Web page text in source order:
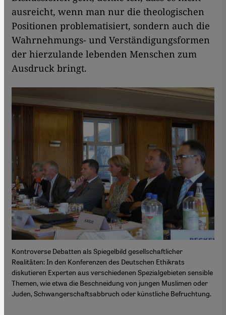
ausreicht, wenn man nur die theologischen
Positionen problematisiert, sondern auch die
Wahrnehmungs- und Verständigungsformen
der hierzulande lebenden Menschen zum
Ausdruck bringt.
Kontroverse Debatten als Spiegelbild gesellschaftlicher
Realitäten: In den Konferenzen des Deutschen Ethikrats
diskutieren Experten aus verschiedenen Spezialgebieten sensible
Themen, wie etwa die Beschneidung von jungen Muslimen oder
Juden, Schwangerschaftsabbruch oder künstliche Befruchtung.